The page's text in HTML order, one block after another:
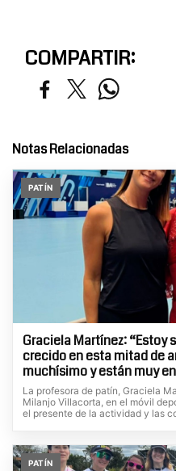
COMPARTIR:
Notas Relacionadas
PATÍN
Graciela Martínez: “Estoy
crecido en esta mitad de
muchísimo y están muy
La profesora de patín, Graciela
Milanjo Villacorta, en el móvil
el presente de la actividad y las
PATÍN